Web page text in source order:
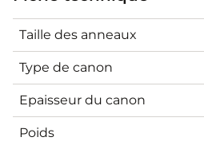
Taille des anneaux
Type de canon
Epaisseur du canon
Poids